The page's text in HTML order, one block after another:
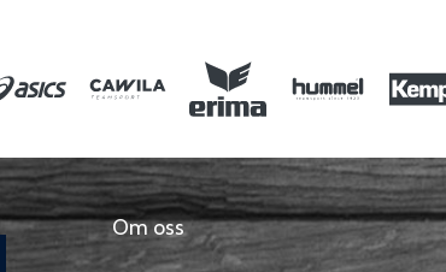
Om oss